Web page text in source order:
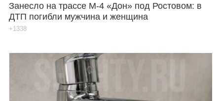
Занесло на трассе М-4 «Дон» под Ростовом: в
ДТП погибли мужчина и женщина
+1338